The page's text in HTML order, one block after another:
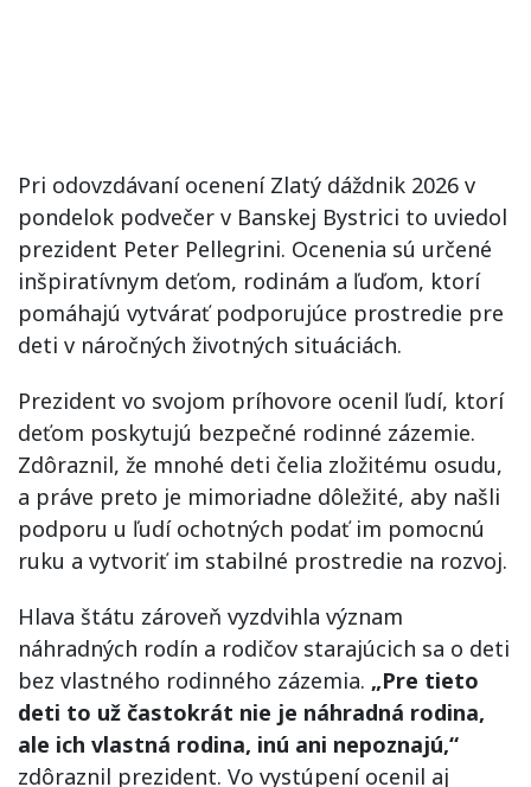
Pri odovzdávaní ocenení Zlatý dáždnik 2026 v
pondelok podvečer v Banskej Bystrici to uviedol
prezident Peter Pellegrini. Ocenenia sú určené
inšpiratívnym deťom, rodinám a ľuďom, ktorí
pomáhajú vytvárať podporujúce prostredie pre
deti v náročných životných situáciách.
Prezident vo svojom príhovore ocenil ľudí, ktorí
deťom poskytujú bezpečné rodinné zázemie.
Zdôraznil, že mnohé deti čelia zložitému osudu,
a práve preto je mimoriadne dôležité, aby našli
podporu u ľudí ochotných podať im pomocnú
ruku a vytvoriť im stabilné prostredie na rozvoj.
Hlava štátu zároveň vyzdvihla význam
náhradných rodín a rodičov starajúcich sa o deti
bez vlastného rodinného zázemia. „Pre tieto
deti to už častokrát nie je náhradná rodina,
ale ich vlastná rodina, inú ani nepoznajú,“
zdôraznil prezident. Vo vystúpení ocenil aj